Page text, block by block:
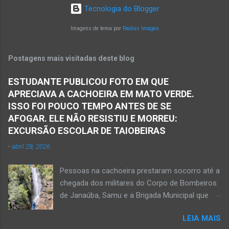
em torno de dez quilômetros da cidade de
Norte de Minas. Ainda segundo a polícia, o
Oliveira Júnior obteve a informação de que
houve a batida entre dois veículos em trecho
da rodovia entre os municípios de Monte Azul e
ficaram presas nas ferragens. Equipes do
Pelotão do Corpo de Bombeiros Militar de
Janaúba seguiram para o local. Uma mulher
morreu e a outra vítima ficou gravemente
ferida e foi levada pelos socorristas do Samu
para o hospital na cidade de Monte Azul. Essa
do Suporte Aéreo Avançado de Vida (SAAV)
para unidade hospi...
Tecnologia do Blogger
Imagens de tema por Radius Images
Postagens mais visitadas deste blog
ESTUDANTE PUBLICOU FOTO EM QUE
APRECIAVA A CACHOEIRA EM MATO VERDE.
ISSO FOI POUCO TEMPO ANTES DE SE
AFOGAR. ELE NÃO RESISTIU E MORREU:
EXCURSÃO ESCOLAR DE TAIOBEIRAS
-abril 28, 2026
Pessoas na cachoeira prestaram socorro até a
chegada dos militares do Corpo de Bombeiros
de Janaúba, Samu e a Brigada Municipal que
resistiu e foi a óbito Foto álbum pessoal Kauan
LEIA MAIS